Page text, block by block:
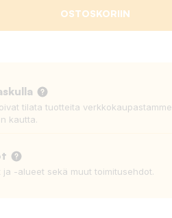
OSTOSKORIIN
tilata tuotteita verkkokaupastamme
kautta.
ja -alueet sekä muut toimitusehdot.